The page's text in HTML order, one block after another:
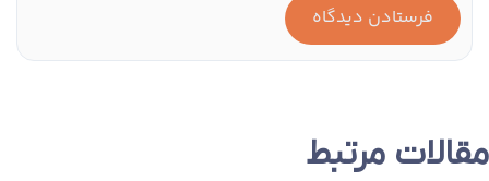
مقالات مرتبط